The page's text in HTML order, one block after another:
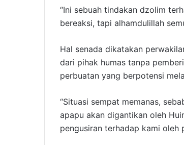
“Ini sebuah tindakan dzolim
bereaksi, tapi alhamdulillah
Hal senada dikatakan
dari pihak humas tanpa
perbuatan yang berpotensi
“Situasi sempat memanas,
apapu akan digantikan oleh
pengusiran terhadap kami oleh